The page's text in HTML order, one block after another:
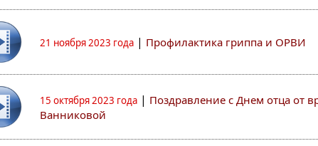
21 ноября 2023 года | Профилактика гриппа и ОРВИ
15 октября 2023 года | Поздравление с Днем отца от
Ванниковой